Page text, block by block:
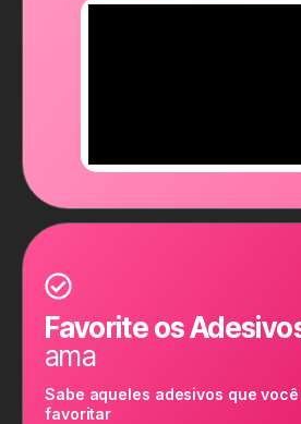
Favorite os
ama
Sabe aqueles adesivos que você
favoritar